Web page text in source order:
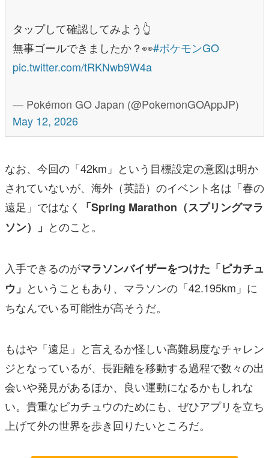
タップして確認してみよう👆
無事ゴールできましたか？👀#ポケモンGO
pic.twitter.com/tRKNwb9W4a
— Pokémon GO Japan (@PokemonGOAppJP)
May 12, 2026
なお、今回の「42km」という目標設定の意図は明か
されていないが、海外（英語）のイベント名は「春の
遠足」ではなく
「Spring Marathon（スプリングマラ
ソン）」 とのこと。
入手できるのがマラソンバイザーをつけた「ピカチュ
ウ」 ということもあり、マラソンの「42.195km」に
ちなんでいる可能性が高そうだ。
もはや「遠足」と言えるか怪しい高難易度なチャレン
ジとなっているが、長距離を移動する過程で数々の出
会いや発見があるほか、良い運動になるかもしれな
い。貴重なピカチュウのためにも、ぜひアプリを立ち
上げて外の世界を歩き回りたいところだ。